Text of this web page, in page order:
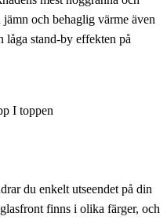
jämn och behaglig värme även
låga stand-by effekten på
I toppen
du enkelt utseendet på din
finns i olika färger, och